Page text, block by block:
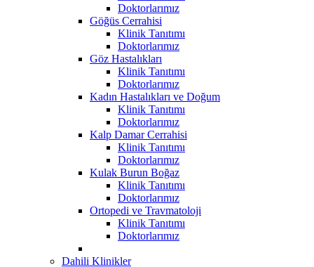
Doktorlarımız
Göğüs Cerrahisi
Klinik Tanıtımı
Doktorlarımız
Göz Hastalıkları
Klinik Tanıtımı
Doktorlarımız
Kadın Hastalıkları ve Doğum
Klinik Tanıtımı
Doktorlarımız
Kalp Damar Cerrahisi
Klinik Tanıtımı
Doktorlarımız
Kulak Burun Boğaz
Klinik Tanıtımı
Doktorlarımız
Ortopedi ve Travmatoloji
Klinik Tanıtımı
Doktorlarımız
Dahili Klinikler